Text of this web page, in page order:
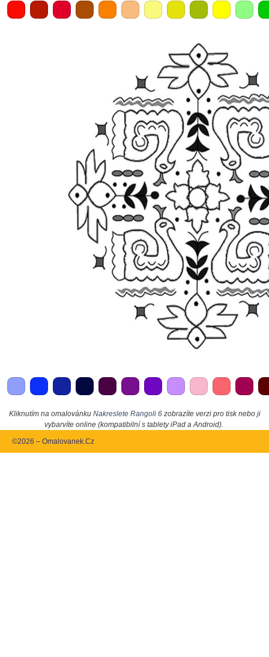
Kliknutím na omalovánku Nakreslete Rangoli 6zobrazíte verzi pro tisk nebo ji
vybarvíte online (kompatibilní s tablety iPad a Android).
©2026 – Omalovanek.Cz